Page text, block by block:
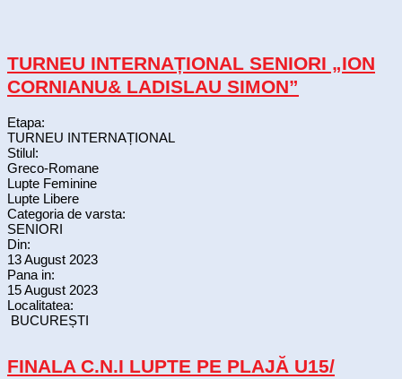
TURNEU INTERNAȚIONAL SENIORI „ION
CORNIANU& LADISLAU SIMON”
Etapa:
TURNEU INTERNAȚIONAL
Stilul:
Greco-Romane
Lupte Feminine
Lupte Libere
Categoria de varsta:
SENIORI
Din:
13 August 2023
Pana in:
15 August 2023
Localitatea:
BUCUREȘTI
FINALA C.N.I LUPTE PE PLAJĂ U15/